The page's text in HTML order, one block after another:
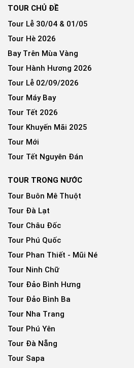
TOUR CHỦ ĐỀ
Tour Lễ 30/04 & 01/05
Tour Hè 2026
Bay Trên Mùa Vàng
Tour Hành Hương 2026
Tour Lễ 02/09/2026
Tour Máy Bay
Tour Tết 2026
Tour Khuyến Mãi 2025
Tour Mới
Tour Tết Nguyên Đán
TOUR TRONG NƯỚC
Tour Buôn Mê Thuột
Tour Đà Lạt
Tour Châu Đốc
Tour Phú Quốc
Tour Phan Thiết - Mũi Né
Tour Ninh Chữ
Tour Đảo Bình Hưng
Tour Đảo Bình Ba
Tour Nha Trang
Tour Phú Yên
Tour Đà Nẵng
Tour Sapa